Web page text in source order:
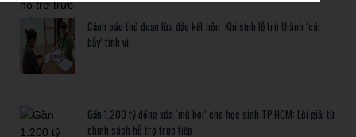
Cảnh báo thủ đoạn lừa đảo kết hôn: Khi sính lễ trở thành ‘cái
bẫy’ tinh vi
Gần 1.200 tỷ đồng xóa ‘mù bơi’ cho học sinh TP.HCM: Lời giải từ
chính sách hỗ trợ trực tiếp